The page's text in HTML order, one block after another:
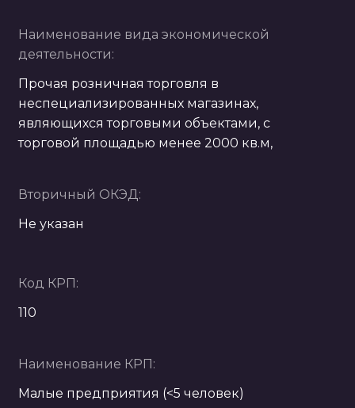
Наименование вида экономической
деятельности:
Прочая розничная торговля в
неспециализированных магазинах,
являющихся торговыми объектами, с
торговой площадью менее 2000 кв.м,
Вторичный ОКЭД:
Не указан
Код КРП:
110
Наименование КРП:
Малые предприятия (<5 человек)